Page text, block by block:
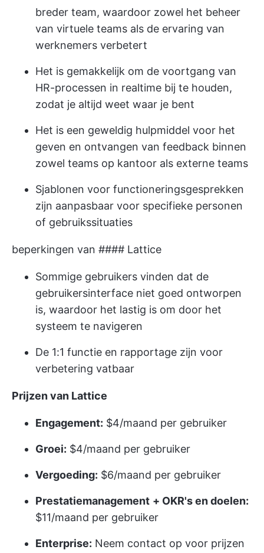
breder team, waardoor zowel het beheer
van virtuele teams als de ervaring van
werknemers verbetert
Het is gemakkelijk om de voortgang van
HR-processen in realtime bij te houden,
zodat je altijd weet waar je bent
Het is een geweldig hulpmiddel voor het
geven en ontvangen van feedback binnen
zowel teams op kantoor als externe teams
Sjablonen voor functioneringsgesprekken
zijn aanpasbaar voor specifieke personen
of gebruikssituaties
beperkingen van #### Lattice
Sommige gebruikers vinden dat de
gebruikersinterface niet goed ontworpen
is, waardoor het lastig is om door het
systeem te navigeren
De 1:1 functie en rapportage zijn voor
verbetering vatbaar
Prijzen van Lattice
Engagement: $4/maand per gebruiker
Groei: $4/maand per gebruiker
Vergoeding: $6/maand per gebruiker
Prestatiemanagement + OKR's en doelen:
$11/maand per gebruiker
Enterprise: Neem contact op voor prijzen